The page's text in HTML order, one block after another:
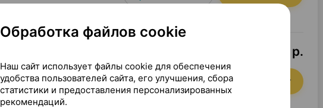
12.5 мг 0,09 — 15,77 р.
Где купить В корзину
Обработка файлов cookie
Наш сайт использует файлы cookie для обеспечения
удобства пользователей сайта, его улучшения, сбора
статистики и предоставления персонализированных
рекомендаций.